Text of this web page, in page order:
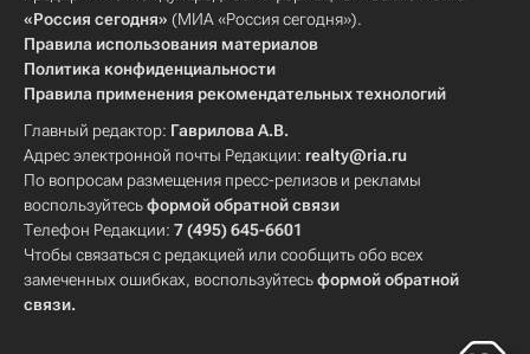
«Россия сегодня» (МИА «Россия сегодня»).
Правила использования материалов
Политика конфиденциальности
Правила применения рекомендательных технологий
Главный редактор: Гаврилова А.В.
Адрес электронной почты Редакции: realty@ria.ru
По вопросам размещения пресс-релизов и рекламы
воспользуйтесьформой обратной связи
Телефон Редакции: 7 (495) 645-6601
Чтобы связаться с редакцией или сообщить обо всех
замеченных ошибках, воспользуйтесьформой обратной
связи.